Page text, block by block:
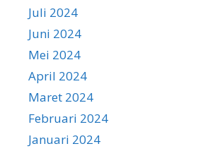
Juli 2024
Juni 2024
Mei 2024
April 2024
Maret 2024
Februari 2024
Januari 2024